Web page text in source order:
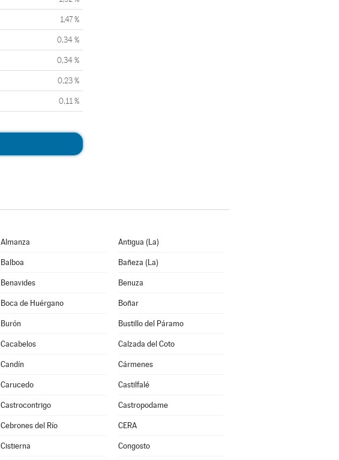
1,47 %
0,34 %
0,34 %
0,23 %
0,11 %
Almanza Antigua (La)
Balboa Bañeza (La)
Benavides Benuza
Boca de Huérgano Boñar
Burón Bustillo del Páramo
Cacabelos Calzada del Coto
Candín Cármenes
Carucedo Castilfalé
Castrocontrigo Castropodame
Cebrones del Río CERA
Cistierna Congosto